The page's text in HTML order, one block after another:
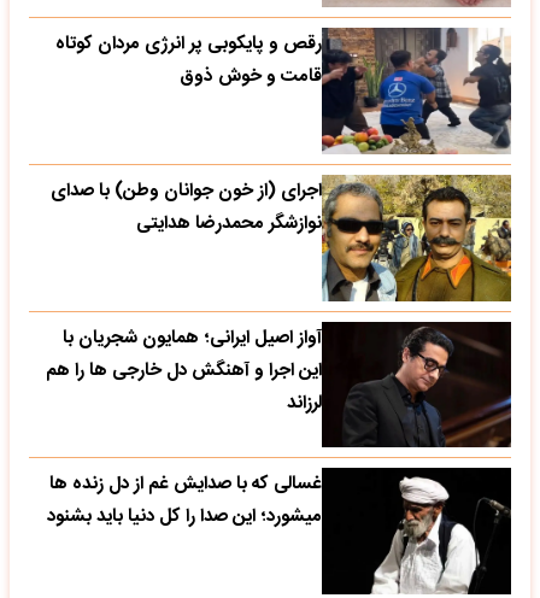
رقص و پایکوبی پر انرژی مردان کوتاه
قامت و خوش ذوق
اجرای (از خون جوانان وطن) با صدای
نوازشگر محمدرضا هدایتی
آواز اصیل ایرانی؛ همایون شجریان با
این اجرا و آهنگش دل خارجی ها را هم
لرزاند
غسالی که با صدایش غم از دل زنده ها
میشورد؛ این صدا را کل دنیا باید بشنود